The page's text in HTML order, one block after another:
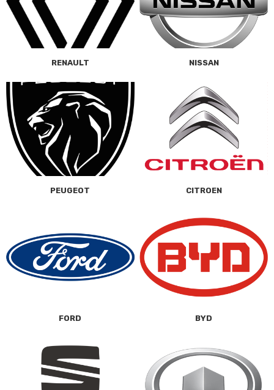
RENAULT NISSAN
PEUGEOT CITROEN
FORD BYD